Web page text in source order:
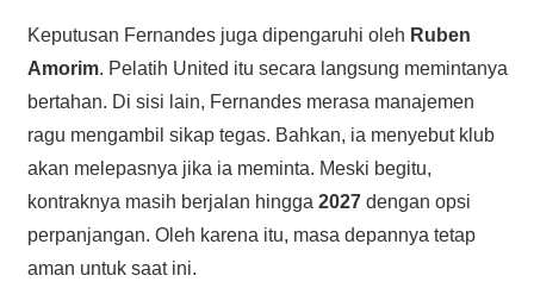
Keputusan Fernandes juga dipengaruhi oleh Ruben
Amorim. Pelatih United itu secara langsung memintanya
bertahan. Di sisi lain, Fernandes merasa manajemen
ragu mengambil sikap tegas. Bahkan, ia menyebut klub
akan melepasnya jika ia meminta. Meski begitu,
kontraknya masih berjalan hingga 2027dengan opsi
perpanjangan. Oleh karena itu, masa depannya tetap
aman untuk saat ini.